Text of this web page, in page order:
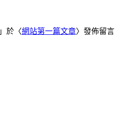
」於〈網站第一篇文章〉發佈留言